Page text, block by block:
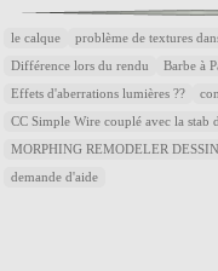
le calque problème de textures
Différence lors du rendu Barbe à
Effets d'aberrations lumières ??
CC Simple Wire couplé avec la stab
MORPHING REMODELER
demande d'aide